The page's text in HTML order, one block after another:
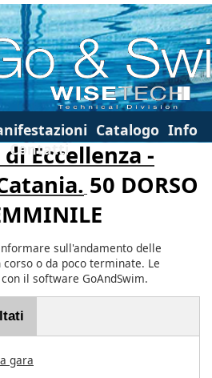
Catalogo Info
Contatti
Eccellenza -
50 DORSO
sull'andamento delle
o da poco terminate. Le
il software GoAndSwim.
gara